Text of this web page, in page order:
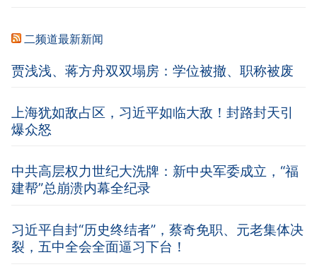
二频道最新新闻
贾浅浅、蒋方舟双双塌房：学位被撤、职称被废
上海犹如敌占区，习近平如临大敌！封路封天引
爆众怒
中共高层权力世纪大洗牌：新中央军委成立，“福
建帮”总崩溃内幕全纪录
习近平自封“历史终结者”，蔡奇免职、元老集体决
裂，五中全会全面逼习下台！